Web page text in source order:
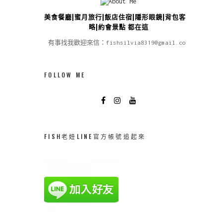
美食餐廳|蜜月旅行|飯店住宿|隱形眼鏡|背包客攻
略|約會景點 都在這
有事找我歡迎來信：fishsilvia8319@gmail.com
FOLLOW ME
FISH老妞LINE官方帳號追起來